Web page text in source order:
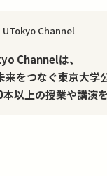
Channel
Channelは、
来をつなぐ東京大学
以上の授業や講演